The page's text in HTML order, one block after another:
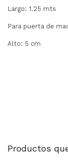
Largo: 1.25 mts
Para puerta de
Alto: 5 cm
Productos